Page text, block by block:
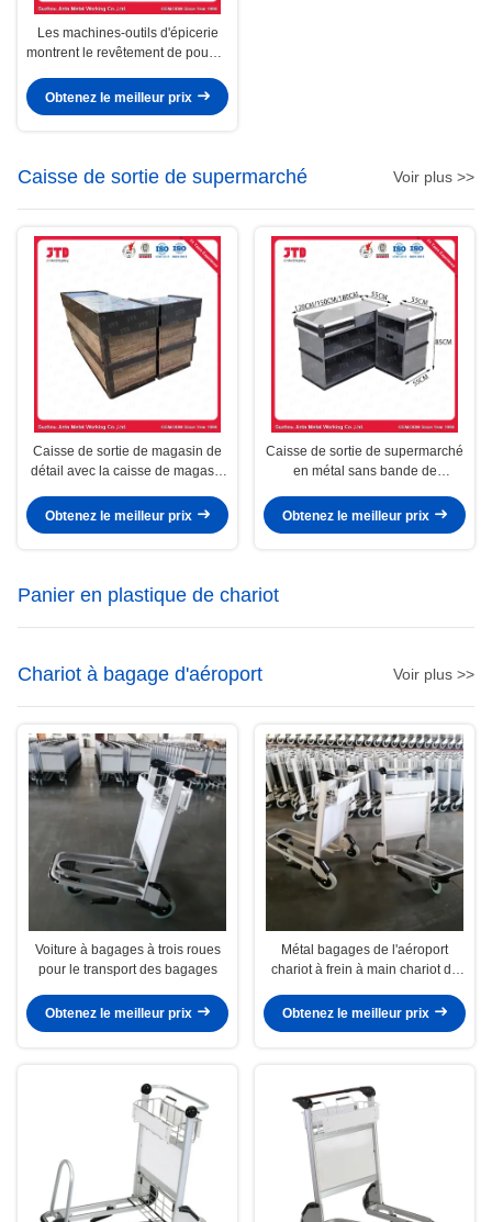
Les machines-outils d'épicerie
montrent le revêtement de poudre
Obtenez le meilleur prix
Caisse de sortie de supermarché Voir plus >>
Caisse de sortie de magasin de
détail avec la caisse de magasin
Obtenez le meilleur prix
Caisse de sortie de supermarché
en métal sans bande de
Obtenez le meilleur prix
Panier en plastique de chariot
Chariot à bagage d'aéroport Voir plus >>
Voiture à bagages à trois roues
pour le transport des bagages
Obtenez le meilleur prix
Métal bagages de l'aéroport
chariot à frein à main chariot de
Obtenez le meilleur prix